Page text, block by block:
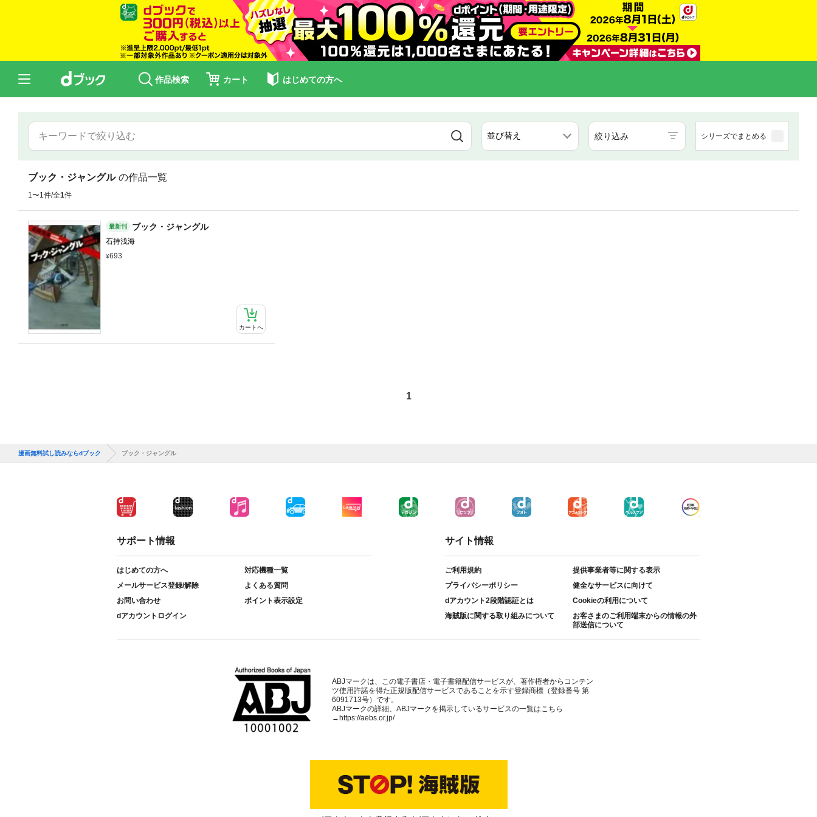
作品検索 カート はじめての方へ
絞り込み シリーズでまとめる
ブック・ジャングル の作品一覧
1〜1件/全1件
最新刊 ブック・ジャングル
石持浅海
693
カートへ
1
漫画無料試し読みならdブック ブック・ジャングル
サポート情報
はじめての方へ
対応機種一覧
メールサービス登録/解除
よくある質問
お問い合わせ
ポイント表示設定
dアカウントログイン
サイト情報
ご利用規約
提供事業者等に関する表示
プライバシーポリシー
健全なサービスに向けて
dアカウント2段階認証とは
Cookieの利用について
海賊版に関する取り組みについて
お客さまのご利用端末からの情報の外
部送信について
ABJマークは、この電子書店・電子書籍配信サービスが、著作権者からコンテン
ツ使用許諾を得た正規版配信サービスであることを示す登録商標（登録番号 第
6091713号）です。
ABJマークの詳細、ABJマークを掲示しているサービスの一覧はこちら
→ https://aebs.or.jp/